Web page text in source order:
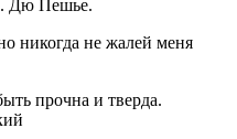
Дю Пешье.
никогда не жалей меня
прочна и тверда.